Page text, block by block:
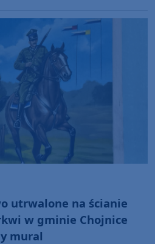
utrwalone na ścianie
w gminie Chojnice
mural